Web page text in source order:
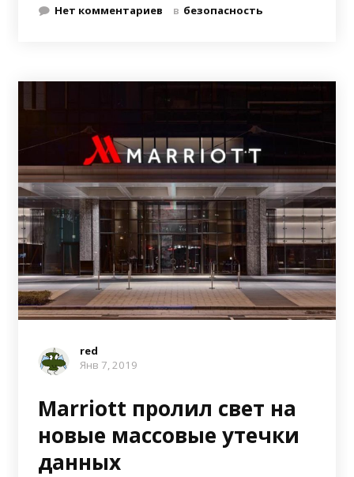
Нет комментариев в безопасность
red
Янв 7, 2019
Marriott пролил свет на
новые массовые утечки
данных